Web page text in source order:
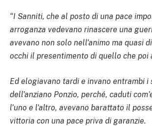
“I Sanniti, che al posto di una pace
arroganza vedevano rinascere una
avevano non solo nell’animo ma quasi
occhi il presentimento di quello che poi
Ed elogiavano tardi e invano entrambi
dell’anziano Ponzio, perché, caduti
l’uno e l’altro, avevano barattato il
vittoria con una pace priva di garanzie.